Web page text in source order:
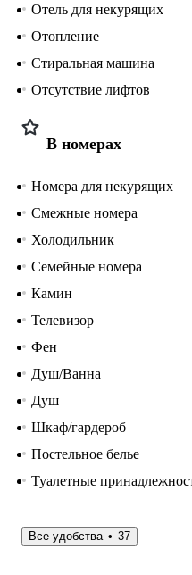
Отель для некурящих
Отопление
Стиральная машина
Отсутствие лифтов
В номерах
Номера для некурящих
Смежные номера
Холодильник
Семейные номера
Камин
Телевизор
Фен
Душ/Ванна
Душ
Шкаф/гардероб
Постельное белье
Туалетные
Все удобства 37